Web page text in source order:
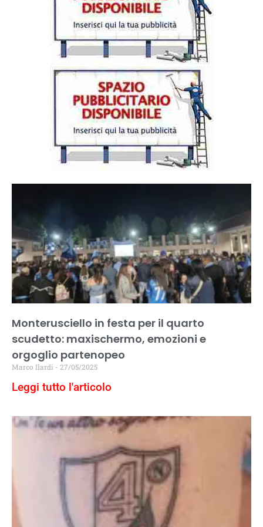
Monterusciello in festa per il quarto
scudetto: maxischermo, emozioni e
orgoglio partenopeo
Marco Ilardi 27/05/2025
Leggi tutto l'articolo